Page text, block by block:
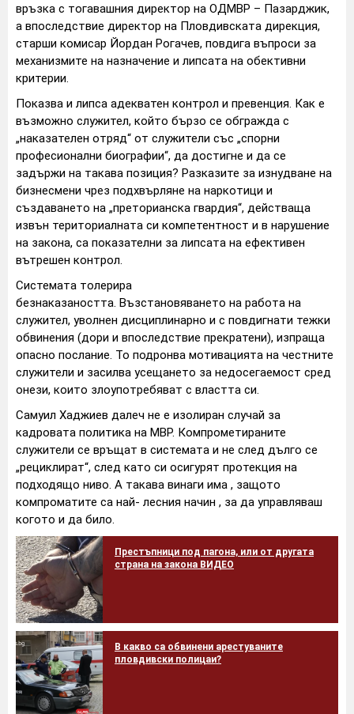
връзка с тогавашния директор на ОДМВР – Пазарджик,
а впоследствие директор на Пловдивската дирекция,
старши комисар Йордан Рогачев, повдига въпроси за
механизмите на назначение и липсата на обективни
критерии.
Показва и липса адекватен контрол и превенция. Как е
възможно служител, който бързо се обгражда с
„наказателен отряд“ от служители със „спорни
професионални биографии“, да достигне и да се
задържи на такава позиция? Разказите за изнудване на
бизнесмени чрез подхвърляне на наркотици и
създаването на „преторианска гвардия“, действаща
извън териториалната си компетентност и в нарушение
на закона, са показателни за липсата на ефективен
вътрешен контрол.
Системата толерира
безнаказаността. Възстановяването на работа на
служител, уволнен дисциплинарно и с повдигнати тежки
обвинения (дори и впоследствие прекратени), изпраща
опасно послание. То подронва мотивацията на честните
служители и засилва усещането за недосегаемост сред
онези, които злоупотребяват с властта си.
Самуил Хаджиев далеч не е изолиран случай за
кадровата политика на МВР. Компрометираните
служители се връщат в системата и не след дълго се
„рециклират“, след като си осигурят протекция на
подходящо ниво. А такава винаги има , защото
компроматите са най- лесния начин , за да управляваш
когото и да било.
Престъпници под пагона, или от другата
страна на закона ВИДЕО
В какво са обвинени арестуваните
пловдивски полицаи?